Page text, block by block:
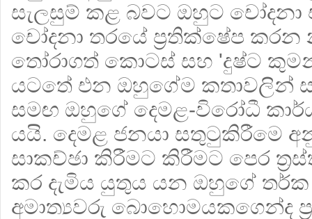
සැලසුම් කළ බවට ඔහුට
චෝදනා තරයේ ප්‍රතික්ෂේප
තෝරාගත් කොටස් සහ 'දුෂ්ට
යටතේ එන ඔහුගේම කතාවලින්
සමඟ ඔහුගේ දෙමළ-විරෝධී
යයි. දෙමළ ජනයා සතුටුකිරීමෙ
සාකච්ඡා කිරීමට කිරීමට පෙර
කර දැමිය යුතුය යන ඔහුගේ
අමාත්‍යවරු බොහොමයකගෙන්ද